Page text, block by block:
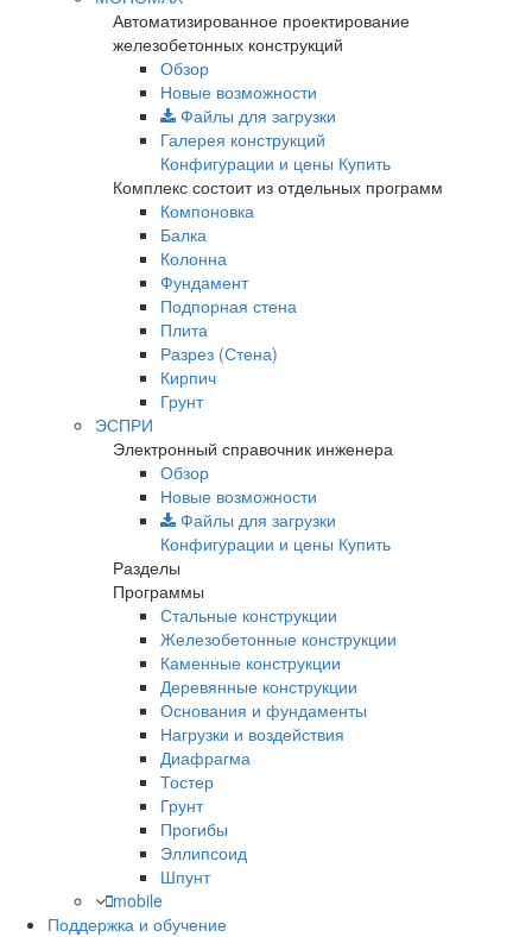
Автоматизированное проектирование
железобетонных конструкций
Обзор
Новые возможности
Файлы для загрузки
Галерея конструкций
Конфигурации и цены Купить
Комплекс состоит из отдельных программ
Компоновка
Балка
Колонна
Фундамент
Подпорная стена
Плита
Разрез (Стена)
Кирпич
Грунт
ЭСПРИ
Электронный справочник инженера
Обзор
Новые возможности
Файлы для загрузки
Конфигурации и цены Купить
Разделы
Программы
Стальные конструкции
Железобетонные конструкции
Каменные конструкции
Деревянные конструкции
Основания и фундаменты
Нагрузки и воздействия
Диафрагма
Тостер
Грунт
Прогибы
Эллипсоид
Шпунт
mobile
Поддержка и обучение